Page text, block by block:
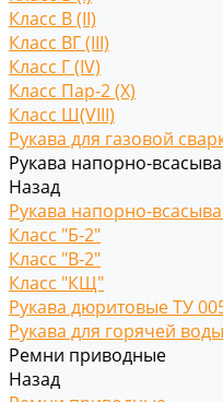
Класс В (II)
Класс ВГ (III)
Класс Г (IV)
Класс Пар-2 (X)
Класс Ш(VIII)
Рукава для газовой
Рукава напорно-
Назад
Рукава напорно-
Класс "Б-2"
Класс "В-2"
Класс "КЩ"
Рукава дюритовые ТУ
Рукава для горячей воды
Ремни приводные
Назад